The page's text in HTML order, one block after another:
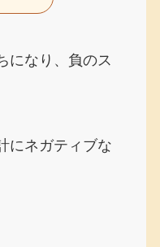
になり、負のス
にネガティブな